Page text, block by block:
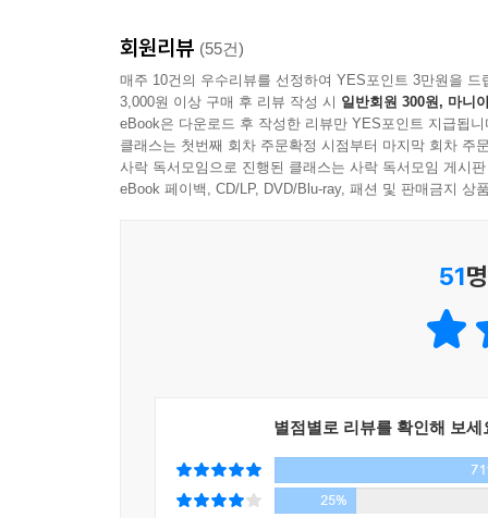
바람 소리로 써야 할 묘비명?장석남 시집 『꽃 밟
목소리를 낼 수 있는 지면마다 들어앉아 펜대를 감
다해왔다. 이때의 도리란 시대의 스승이자 현장의
『황현산의 사소한 부탁』은 그런 그의 지난
앞섬보다는 제 사유의 앞섬으로 우리를 따르게 한
소리를 지르지 않는다. 다만 상대의 말을 끝까지
이렇듯 그는 너와 내가 우리가 되어 함께 살아간
시간상의 구성으로 엮어낸 건 그 자체가 말하자
각종 매체의 부름에 응하여 써나갔다지만 그 주
회원리뷰 (55건)
매주 10건의 우수리뷰를 선정하여 YES포인트 3만원을 드
3,000원 이상 구매 후 리뷰 작성 시 일반회원 300원, 마니
eBook은 다운로드 후 작성한 리뷰만 YES포인트 지급됩니
클래스는 첫번째 회차 주문확정 시점부터 마지막 회차 주
사락 독서모임으로 진행된 클래스는 사락 독서모임 게시
eBook 페이백, CD/LP, DVD/Blu-ray, 패션 및 판매금지 상
51
별점별로 리뷰를 확인해 보세
25%